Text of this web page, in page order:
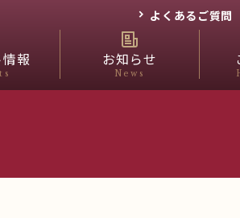
よくあるご質問
報 お知らせ
News